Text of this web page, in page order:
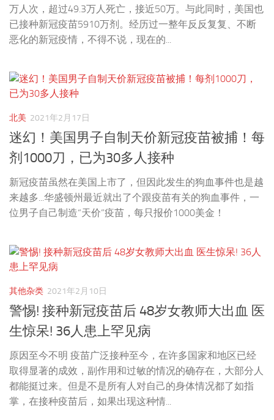
万人次，超过49.3万人死亡，接近50万。与此同时，美国也
已接种新冠疫苗5910万剂。经历过一整年反反复复、不断
恶化的新冠疫情，不得不说，现在的...
北美 2021年2月17日
迷幻！美国男子自制天价新冠疫苗被捕！每
剂1000刀，已为30多人接种​
新冠疫苗虽然在美国上市了，但因此发生的狗血事件也是越
来越多...华盛顿州最近就出了个跟疫苗有关的狗血事件，一
位男子自己制造“天价”疫苗，每只报价1000美金！
其他杂类 2021年2月10日
警惕! 接种新冠疫苗后 48岁女教师大出血 医
生惊呆! 36人患上罕见病
原因至今不明 疫苗广泛接种至今，在许多国家和地区已经
取得显著的成效，副作用和过敏的情况的确存在，大部分人
都能挺过来。但是不是所有人对自己的身体情况都了如指
掌，在接种疫苗后，如果出现这种情...